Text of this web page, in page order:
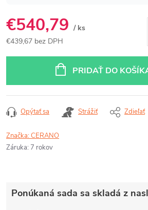
€540,79 / ks
€439,67 bez DPH
PRIDAŤ DO
Opýtať sa Strážiť Zdieľať
Značka:CERANO
Záruka: 7 rokov
Ponúkaná sada sa skladá z